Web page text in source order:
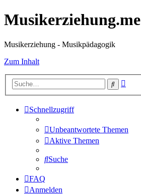
Musikerziehung.me
Musikerziehung - Musikpädagogik
Zum Inhalt
Suche
Schnellzugriff
Unbeantwortete Themen
Aktive Themen
Suche
FAQ
Anmelden